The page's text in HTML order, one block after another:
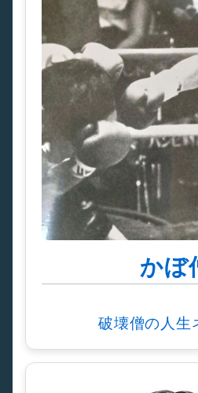
かぼ
破壊僧の人生